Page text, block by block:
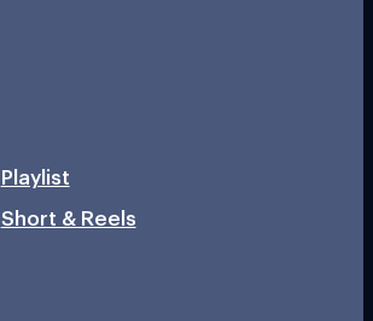
Playlist
Short & Reels